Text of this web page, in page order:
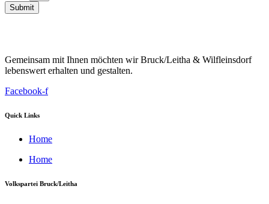
Submit
Gemeinsam mit Ihnen möchten wir Bruck/Leitha & Wilfleinsdorf
lebenswert erhalten und gestalten.
Facebook-f
Quick Links
Home
Home
Volkspartei Bruck/Leitha